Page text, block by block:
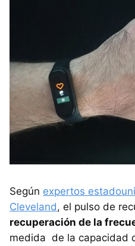
Según expertos
Cleveland, el pulso de
recuperación de la
medida de la capacidad